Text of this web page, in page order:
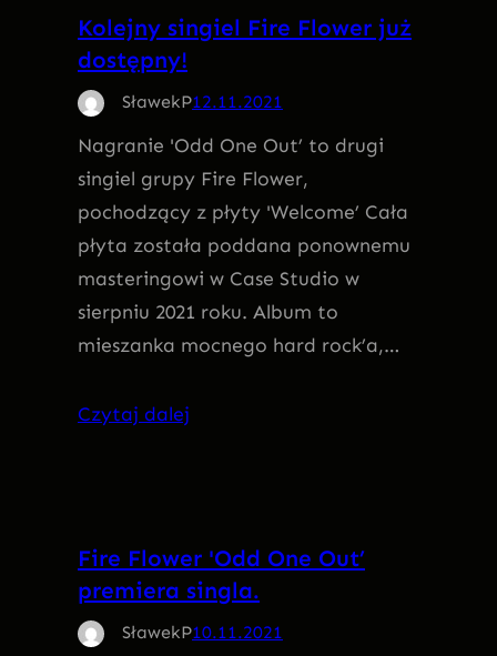
Kolejny singiel Fire Flower już
dostępny!
SławekP12.11.2021
Nagranie 'Odd One Out’ to drugi
singiel grupy Fire Flower,
pochodzący z płyty 'Welcome’ Cała
płyta została poddana ponownemu
masteringowi w Case Studio w
sierpniu 2021 roku. Album to
mieszanka mocnego hard rock’a,…
Czytaj dalej
Fire Flower 'Odd One Out’
premiera singla.
SławekP10.11.2021